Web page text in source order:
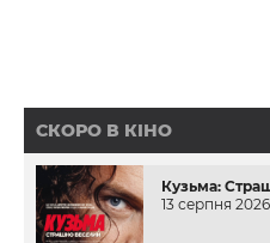
СКОРО В КІНО
Кузьма:
13 серпня 2026